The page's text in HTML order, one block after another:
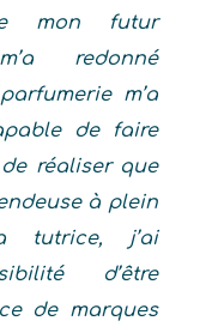
mon futur
redonné
m’a
de faire
réaliser que
à plein
tutrice, j’ai
d’être
de marques